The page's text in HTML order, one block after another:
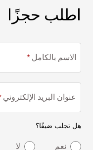
اطلب حجزًا
اطلب حجزًا
الاسم بالكامل
عنوان البريد الإلكتروني
هل تجلب ضيفًا؟
نعم لا